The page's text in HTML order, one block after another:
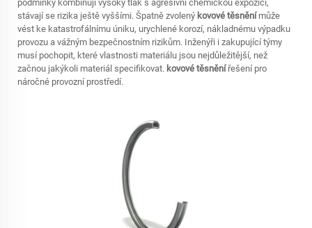
podmínky kombinují vysoký tlak s agresivní chemickou expozicí,
stávají se rizika ještě vyššími. Špatně zvolený kovové těsnění může
vést ke katastrofálnímu úniku, urychlené korozí, nákladnému výpadku
provozu a vážným bezpečnostním rizikům. Inženýři i zakupující týmy
musí pochopit, které vlastnosti materiálu jsou nejdůležitější, než
začnou jakýkoli materiál specifikovat. kovové těsnění řešení pro
náročné provozní prostředí.